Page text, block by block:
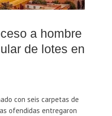
a hombre
de lotes en
con seis carpetas de
ofendidas entregaron